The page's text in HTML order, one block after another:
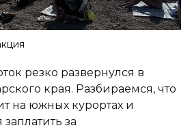
резко развернулся в
края. Разбираемся, что
на южных курортах и
за